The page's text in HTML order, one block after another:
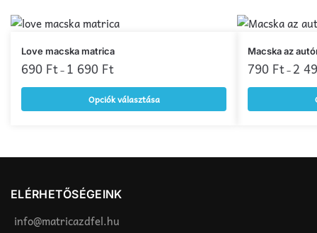
Love macska matrica
690 Ft– 1 690 Ft
Opciók választása
Ennek
a
terméknek
a
termékoldalon
választhatók
Macska az
790 Ft– 2
Ennek
a
terméknek
ELÉRHETŐSÉGEINK
info@matricazdfel.hu